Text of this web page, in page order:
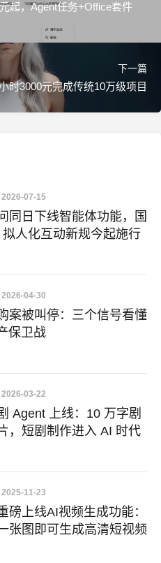
起，Agent任务+Office套件
下一篇
时3000元完成传统10万级项目
2026-07-15
同日下线智能体功能，国
人化互动新规今起施行
2026-04-30
案被叫停：三个信号看懂
保卫战
2026-03-22
Agent 上线：10 万字剧
，短剧制作进入 AI 时代
2025-11-23
磅上线AI视频生成功能：
张图即可生成高清短视频